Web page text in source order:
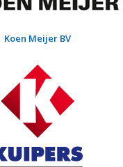
Koen Meijer BV